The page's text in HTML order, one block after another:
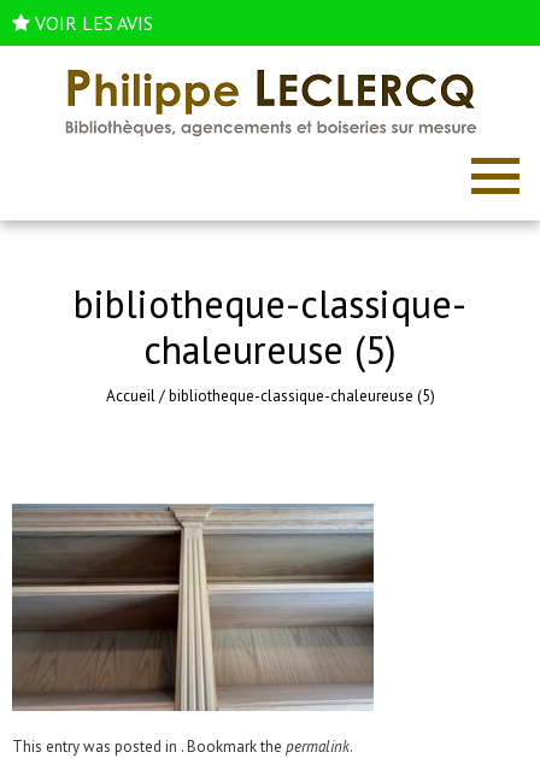
VOIR LES AVIS
bibliotheque-classique-
chaleureuse (5)
Accueil/bibliotheque-classique-chaleureuse (5)
This entry was posted in . Bookmark the permalink.